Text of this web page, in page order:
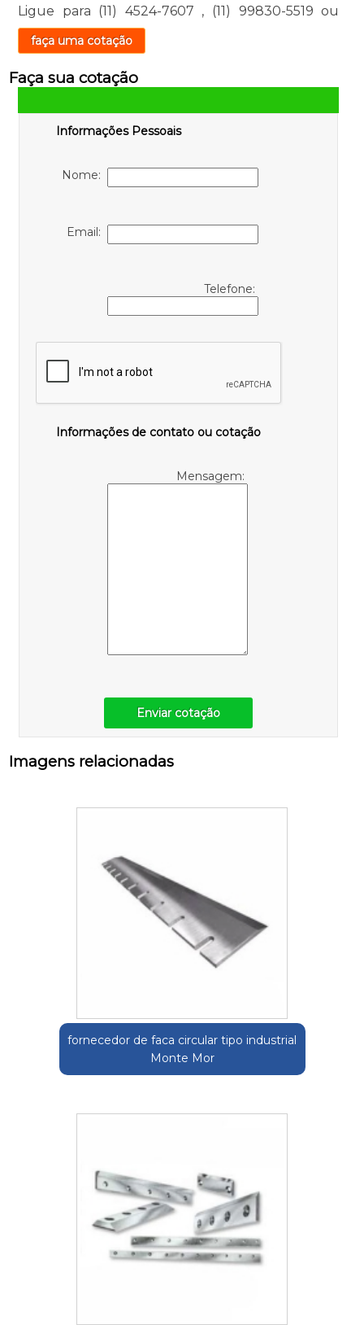
Ligue para (11) 4524-7607 , (11) 99830-5519 ou
faça uma cotação
Faça sua cotação
Informações Pessoais
Nome:
Email:
Telefone:
Informações de contato ou cotação
Mensagem:
Enviar cotação
Imagens relacionadas
fornecedor de faca circular tipo industrial
Monte Mor